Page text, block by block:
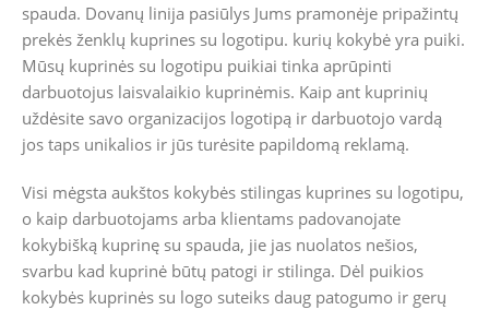
spauda. Dovanų linija pasiūlys Jums pramonėje pripažintų
prekės ženklų kuprines su logotipu. kurių kokybė yra puiki.
Mūsų kuprinės su logotipu puikiai tinka aprūpinti
darbuotojus laisvalaikio kuprinėmis. Kaip ant kuprinių
uždėsite savo organizacijos logotipą ir darbuotojo vardą
jos taps unikalios ir jūs turėsite papildomą reklamą.
Visi mėgsta aukštos kokybės stilingas kuprines su logotipu,
o kaip darbuotojams arba klientams padovanojate
kokybišką kuprinę su spauda, jie jas nuolatos nešios,
svarbu kad kuprinė būtų patogi ir stilinga. Dėl puikios
kokybės kuprinės su logo suteiks daug patogumo ir gerų